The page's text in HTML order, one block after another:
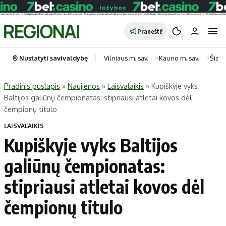
Pranešti!
Portalas
Naujausi
Regionai
Lietuva
Pasaulis
Politika
Kategorijos
Horoskopai
Laisvalaikis
Maistas
Sveikata
Technologijos
Nustatyti savivaldybę Vilniaus m. sav. Kauno m. sav.
Pradinis puslapis » Naujienos » Laisvalaikis » Kupiškyje vyks
Baltijos galiūnų čempionatas: stipriausi atletai kovos dėl
čempionų titulo
LAISVALAIKIS
Kupiškyje vyks Baltijos
galiūnų čempionatas:
stipriausi atletai kovos dėl
čempionų titulo